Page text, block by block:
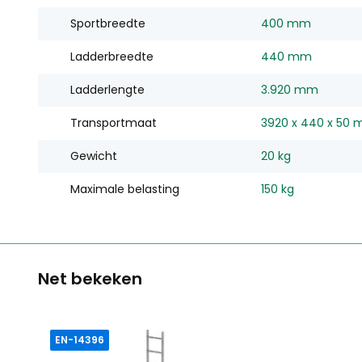
Sportbreedte 400 mm
Ladderbreedte 440 mm
Ladderlengte 3.920 mm
Transportmaat 3920 x 440 x 50
Gewicht 20 kg
Maximale belasting 150 kg
Net bekeken
EN-14396